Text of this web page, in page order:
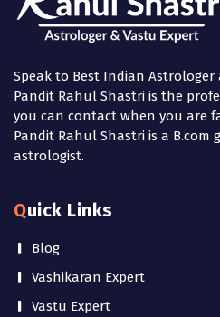
Speak to Best Indian
Pandit Rahul Shastri is the
you can contact when you are
Pandit Rahul Shastri is a B.com
astrologist.
Quick Links
Blog
Vashikaran Expert
Vastu Expert